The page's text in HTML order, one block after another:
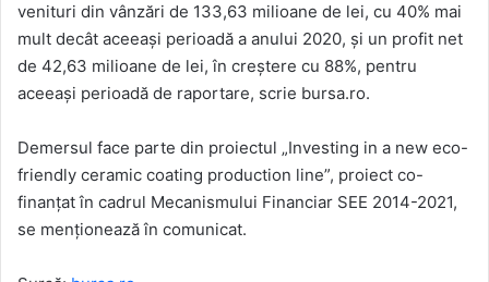
venituri din vânzări de 133,63 milioane de lei, cu 40% mai
mult decât aceeași perioadă a anului 2020, şi un profit net
de 42,63 milioane de lei, în creştere cu 88%, pentru
aceeaşi perioadă de raportare, scrie bursa.ro.
Demersul face parte din proiectul „Investing in a new eco-
friendly ceramic coating production line”, proiect co-
finanţat în cadrul Mecanismului Financiar SEE 2014-2021,
se menţionează în comunicat.